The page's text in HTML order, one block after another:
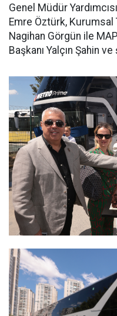
Genel Müdür
Emre Öztürk, Kurumsal
Nagihan Görgün ile
Başkanı Yalçın Şahin